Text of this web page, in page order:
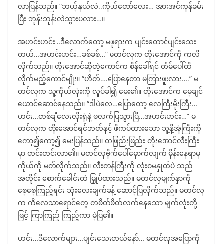
လာပြန်သည်။ “ဘယ့်နှယ်လဲ..ကိုယ်တော်လေး… အားအင်ကုန်ခမ်း
ပြီး ဘုန်းဘုန်းလဲသွားပလား…။
အဟင်းဟင်း…ဒီလောက်တော့ မဖုရားက ပျင်းတောင်ပျင်းသေး
တယ်…အဟင်းဟင်း…ခစ်ခစ်…” မတင်လှက တိုးအောင်ကို ကလိ
လိုက်သည်။ တိုးအောင်ဆိုတဲ့ကောင်က စိန်ခေါ်ရင် တိမ်ပေါ်ထိ
လိုက်မည့်ကောင်မျိုး။ “ဟိတ်….ပြောနေတာ မကြားဖူးလား….” မ
တင်လှက သူ့ကိုယ်လုံးကို လှုပ်ခါ၍ မေး၏။ တိုးအောင်က မေ့ချင်
ယောင်ဆောင်နေသည်။ “ဒါပဲလေ…ပြောတော့ လေကြီးမိုးကြီး…
ဟင်း…တစ်ချီလေးလိုးရုံနဲ့ ဖလက်ပြသွားပြီ…အဟင်းဟင်း…” မ
တင်လှက တိုးအောင်ရင်ဘတ်နှင့် ဖိကပ်ထားသော သူ့နို့အုံကြီးကို
ကော့၍ကော့၍ မေးပြန်သည်။ တဖြည်းဖြည်း တိုးအောင်လီးကြီး
မှာ တင်းတင်းလာ၏။ မတင်လှဗိုက်ပေါ်မှောက်လျက် မှိန်းနေရာမှ
ကိုယ်ကို မတ်လိုက်သည်။ လီးတန်ကြီးကို လုံးဝမနှုတ်ပဲ သည်
အတိုင်း စောက်ခေါင်းထဲ မြှုပ်ထားသည်။ မတင်လှမျက်နှာကို
စေ့စေ့ကြည့်ရင်း သုံးလေးချက်ခန့် ဆောင့်ပြလိုက်သည်။ မတင်လှ
က ကိလေသာရောင်တွေ တဖိတ်ဖိတ်လက်နေသော မျက်လုံးတို့
ဖြင့် ကြာကြည့် ကြည့်ကာ မဲ့ပြ၏။
ဟင်း…ဒီလောက်များ…ပျင်းသေးတယ်နော်… မတင်လှအပြောကို